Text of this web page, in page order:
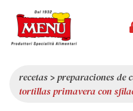
CATÁLOGO
SERVICIOS
ÚLTIMAS NOVEDADES
PREMIOS
QUIÉNES SOMOS
CALIDAD
recetas >preparaciones de
tortillas primavera con